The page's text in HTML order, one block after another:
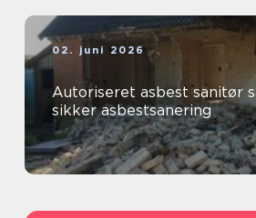
02. juni 2026
Autoriseret asbest sanitør sådan foregår
sikker asbestsanering